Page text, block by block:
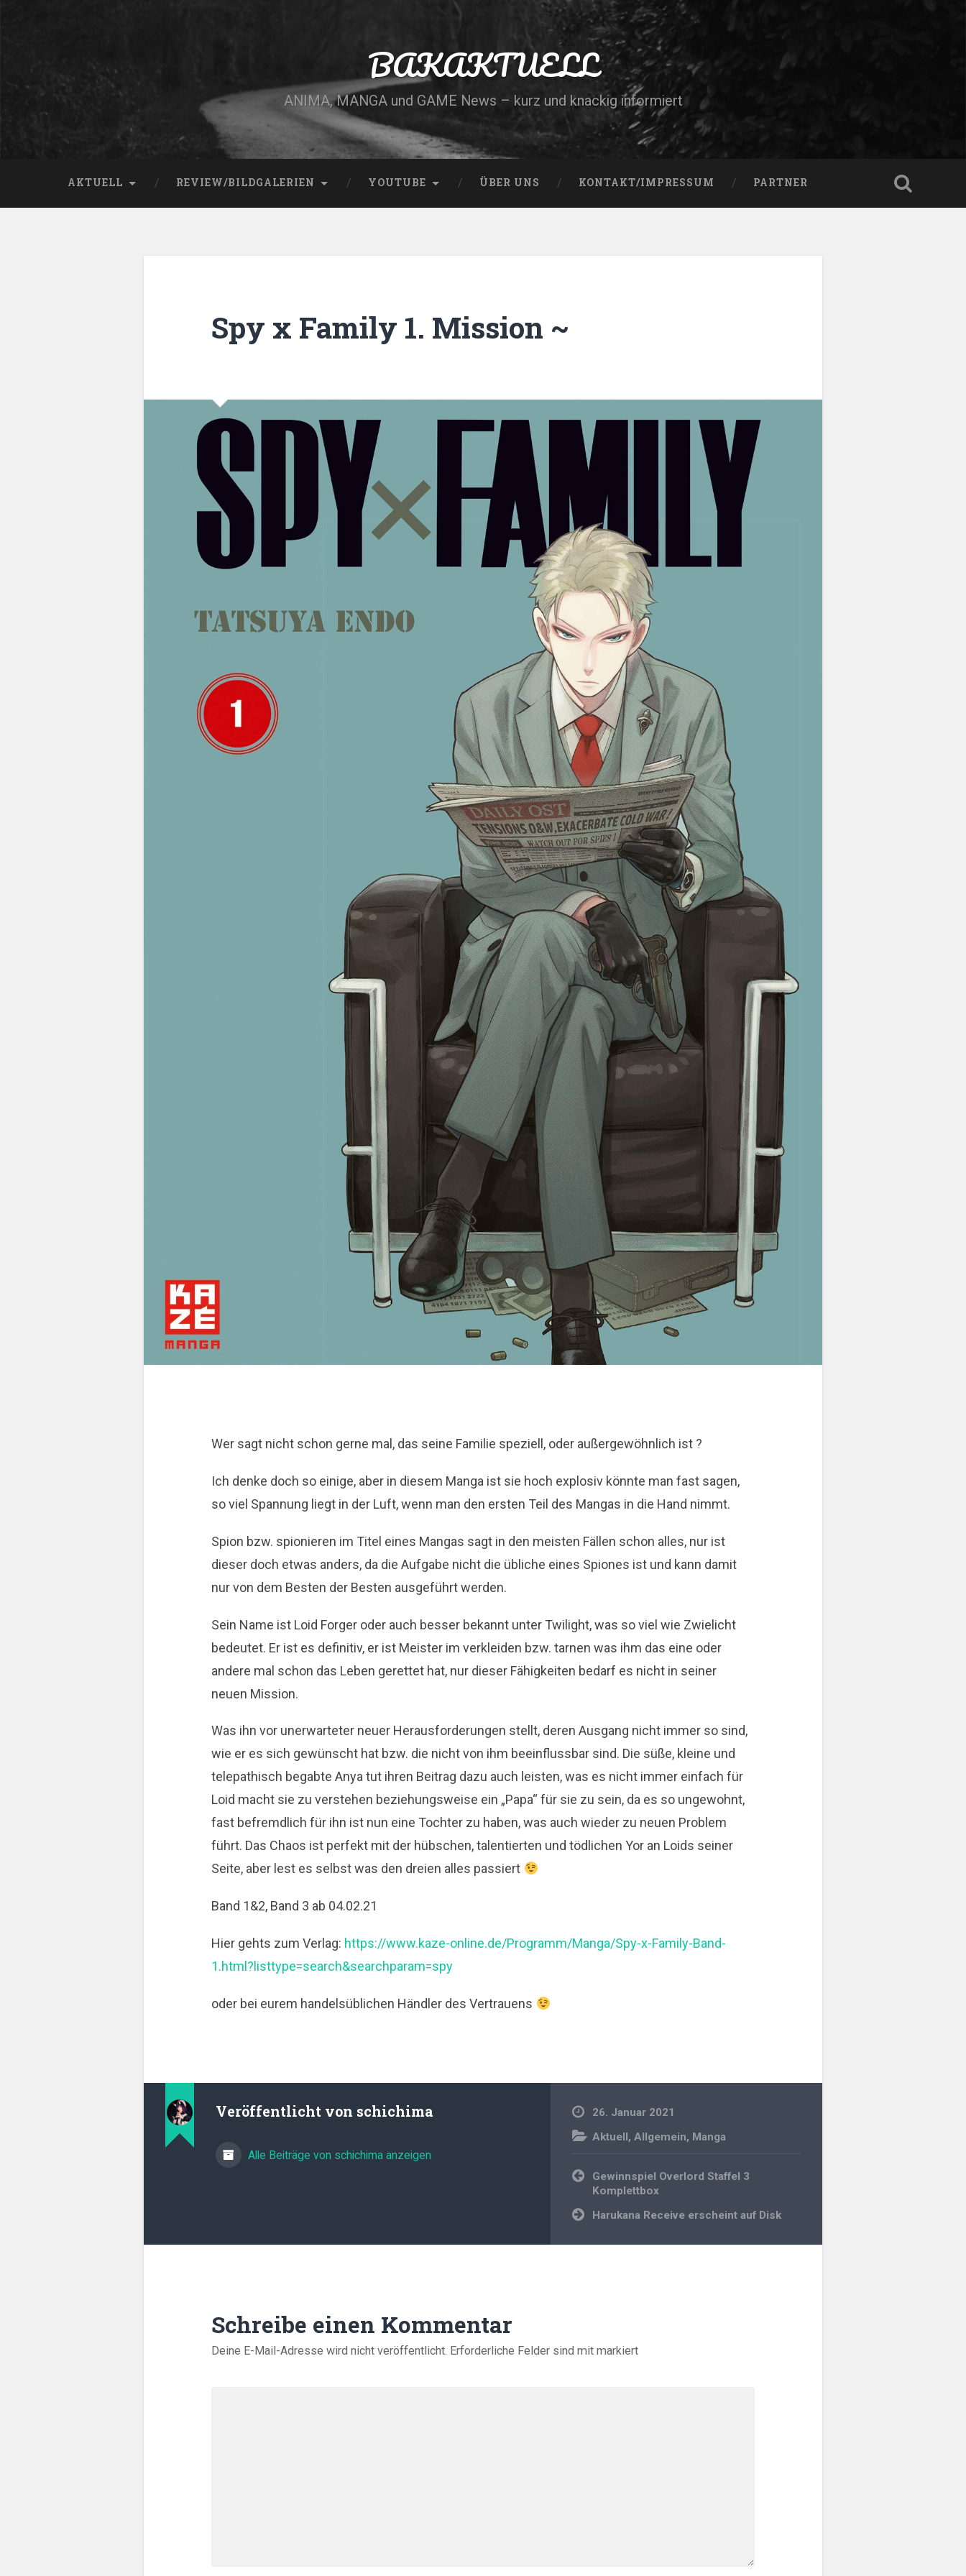
BAKAKTUELL
ANIMA, MANGA und GAME News – kurz und knackig informiert
AKTUELL REVIEW/BILDGALERIEN YOUTUBE ÜBER UNS KONTAKT/IMPRESSUM PARTNER
Spy x Family 1. Mission ~
Wer sagt nicht schon gerne mal, das seine Familie speziell, oder außergewöhnlich ist ?
Ich denke doch so einige, aber in diesem Manga ist sie hoch explosiv könnte man fast sagen,
so viel Spannung liegt in der Luft, wenn man den ersten Teil des Mangas in die Hand nimmt.
Spion bzw. spionieren im Titel eines Mangas sagt in den meisten Fällen schon alles, nur ist
dieser doch etwas anders, da die Aufgabe nicht die übliche eines Spiones ist und kann damit
nur von dem Besten der Besten ausgeführt werden.
Sein Name ist Loid Forger oder auch besser bekannt unter Twilight, was so viel wie Zwielicht
bedeutet. Er ist es definitiv, er ist Meister im verkleiden bzw. tarnen was ihm das eine oder
andere mal schon das Leben gerettet hat, nur dieser Fähigkeiten bedarf es nicht in seiner
neuen Mission.
Was ihn vor unerwarteter neuer Herausforderungen stellt, deren Ausgang nicht immer so sind,
wie er es sich gewünscht hat bzw. die nicht von ihm beeinflussbar sind. Die süße, kleine und
telepathisch begabte Anya tut ihren Beitrag dazu auch leisten, was es nicht immer einfach für
Loid macht sie zu verstehen beziehungsweise ein „Papa“ für sie zu sein, da es so ungewohnt,
fast befremdlich für ihn ist nun eine Tochter zu haben, was auch wieder zu neuen Problem
führt. Das Chaos ist perfekt mit der hübschen, talentierten und tödlichen Yor an Loids seiner
Seite, aber lest es selbst was den dreien alles passiert
Band 1&2, Band 3 ab 04.02.21
Hier gehts zum Verlag: https://www.kaze-online.de/Programm/Manga/Spy-x-Family-Band-
1.html?listtype=search&searchparam=spy
oder bei eurem handelsüblichen Händler des Vertrauens
Veröffentlicht von schichima
Alle Beiträge von schichima anzeigen
26. Januar 2021
Aktuell,Allgemein, Manga
Beitragsnavigation
Gewinnspiel Overlord Staffel 3
Komplettbox
Harukana Receive erscheint auf Disk
Schreibe einen Kommentar
Deine E-Mail-Adresse wird nicht veröffentlicht. Erforderliche Felder sind mitmarkiert